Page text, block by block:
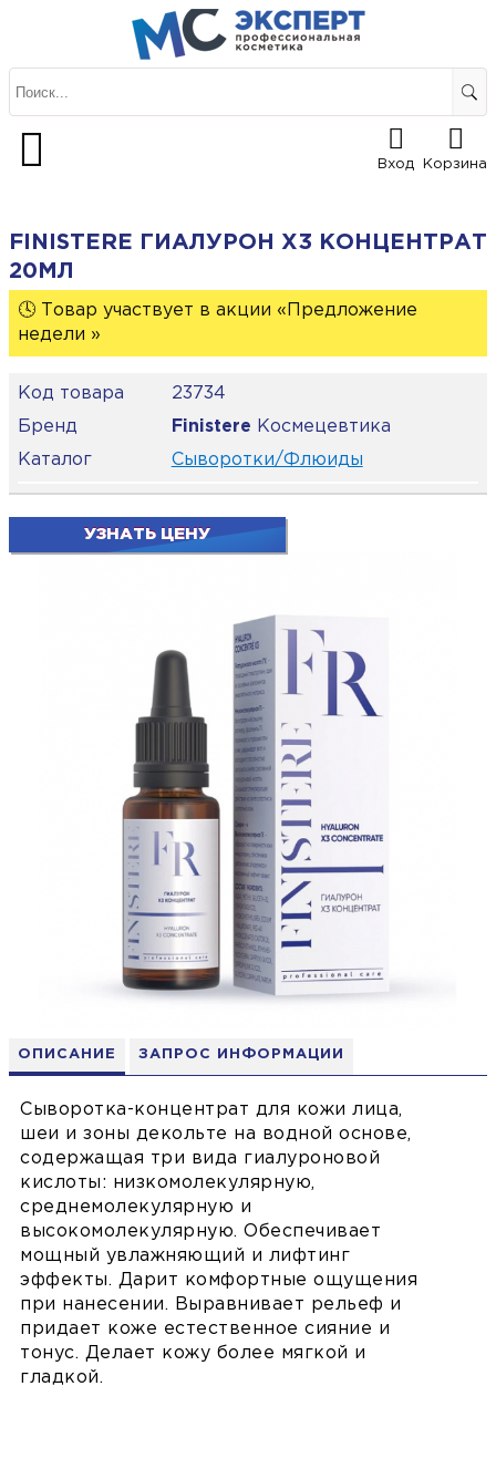
Вход Корзина
ОПИСАНИЕ ЗАПРОС ИНФОРМАЦИИ
Сыворотка-концентрат для кожи лица,
шеи и зоны декольте на водной основе,
содержащая три вида гиалуроновой
кислоты: низкомолекулярную,
среднемолекулярную и
высокомолекулярную. Обеспечивает
мощный увлажняющий и лифтинг
эффекты. Дарит комфортные ощущения
при нанесении. Выравнивает рельеф и
придает коже естественное сияние и
тонус. Делает кожу более мягкой и
гладкой.
FINISTERE ГИАЛУРОН Х3 КОНЦЕНТРАТ
20МЛ
🕓 Товар участвует в акции «Предложение
недели »
Код товара
23734
Бренд
Finisterе Космецевтика
Каталог
Сыворотки/Флюиды
УЗНАТЬ ЦЕНУ